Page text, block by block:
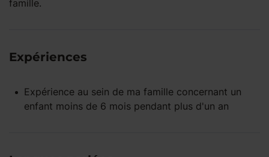
famille.
Expériences
Expérience au sein de ma famille concernant un
enfant moins de 6 mois pendant plus d'un an